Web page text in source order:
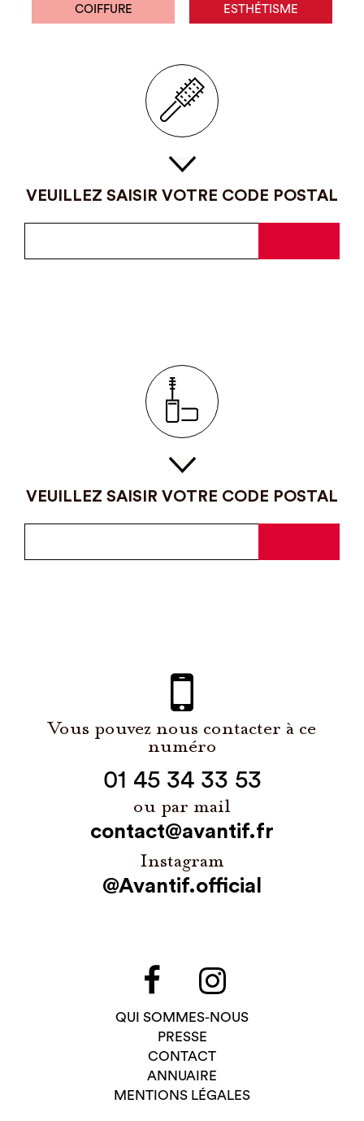
COIFFURE ESTHÉTISME
VEUILLEZ SAISIR VOTRE CODE POSTAL
VEUILLEZ SAISIR VOTRE CODE POSTAL
Vous pouvez nous contacter à ce
numéro
01 45 34 33 53
ou par mail
contact@avantif.fr
Instagram
@Avantif.official
QUI SOMMES-NOUS
PRESSE
CONTACT
ANNUAIRE
MENTIONS LÉGALES